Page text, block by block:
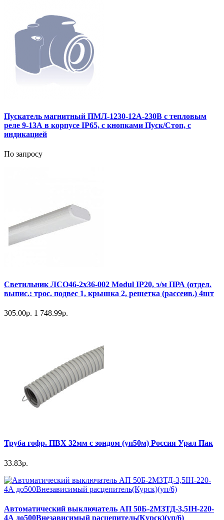
Пускатель магнитный ПМЛ-1230-12А-230В с тепловым
реле 9-13А в корпусе IP65, с кнопками Пуск/Стоп, с
индикацией
По запросу
Светильник ЛСО46-2х36-002 Modul IP20, э/м ПРА (отдел.
выпис.: трос. подвес 1, крышка 2, решетка (рассеив.) 4шт
305.00р. 1 748.99р.
Труба гофр. ПВХ 32мм с зондом (уп50м) Россия Урал Пак
33.83р.
Автоматический выключатель АП 50Б-2МЗТД-3,5IН-220-
4А до500Внезависимый расцепитель(Курск)(уп/6)